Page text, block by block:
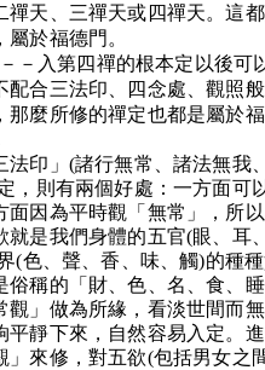
禪天、三禪天或四禪天。這
於福德門。
－入第四禪的根本定以後可
配合三法印、四念處、觀照
那麼所修的禪定也都是屬於福
印」 (諸行無常、諸法無我
，則有兩個好處：一方面可
面因為平時觀「無常」，所
就是我們身體的五官(眼、耳
(色、聲、香、味、觸)的種種
俗稱的「財、色、名、食、
觀」做為所緣，看淡世間而無
平靜下來，自然容易入定。
」來修，對五欲(包括男女之